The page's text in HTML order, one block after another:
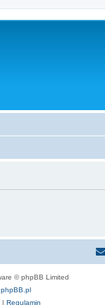
© phpBB Limited
phpBB.pl
| Regulamin